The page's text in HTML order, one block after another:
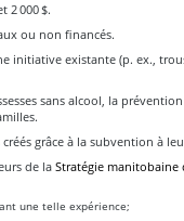
2 000 $.
ou non financés.
initiative existante (p. ex.,
sans alcool, la
grâce à la subvention à
de la Stratégie
une telle expérience;